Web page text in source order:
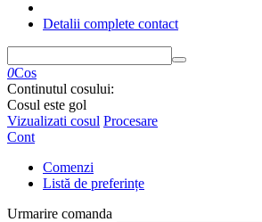
Detalii complete contact
0Cos
Continutul cosului:
Cosul este gol
Vizualizati cosul Procesare
Cont
Comenzi
Listă de preferințe
Urmarire comanda